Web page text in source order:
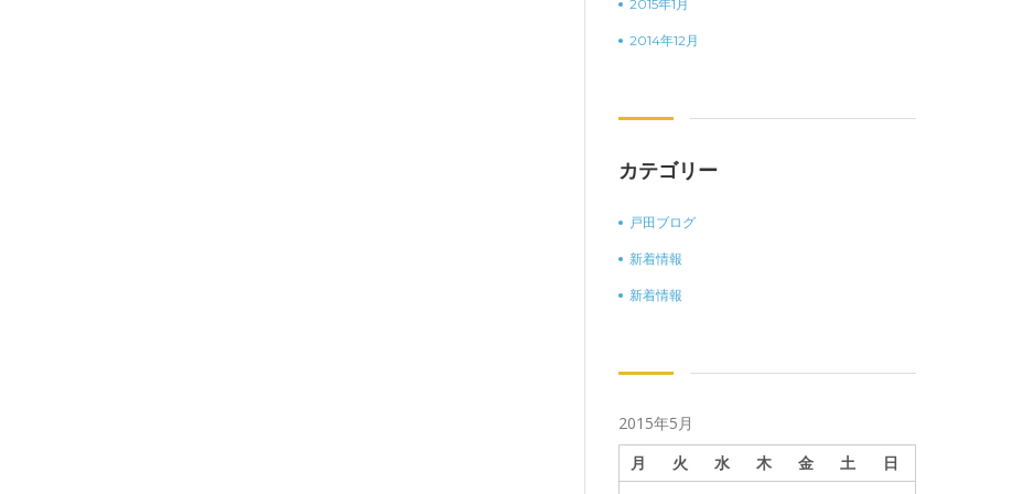
2015年1月
2014年12月
カテゴリー
戸田ブログ
新着情報
新着情報
2015年5月
月
火 水 木 金 土
日